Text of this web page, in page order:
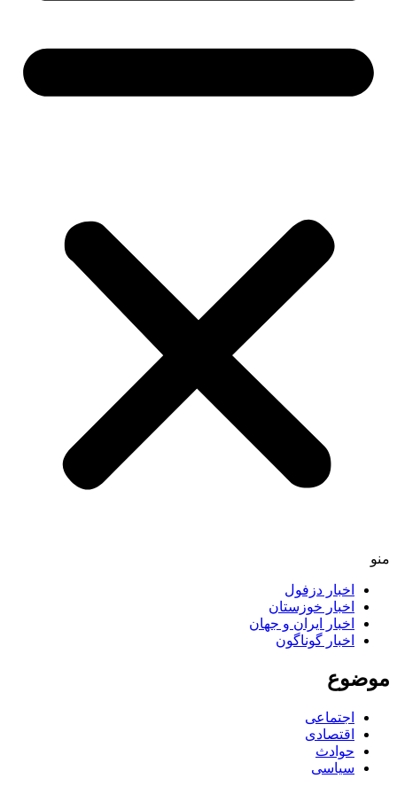
اخبار دزفول
اخبار خوزستان
اخبار ایران و جهان
اخبار گوناگون
اجتماعی
اقتصادی
حوادث
سیاسی